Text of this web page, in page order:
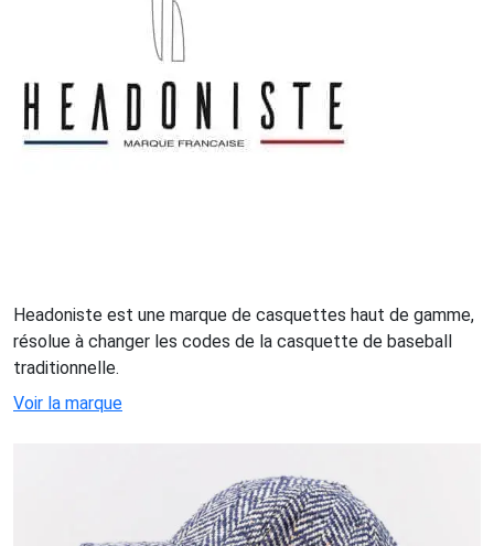
Headoniste est une marque de casquettes haut de gamme,
résolue à changer les codes de la casquette de baseball
traditionnelle.
Voir la marque